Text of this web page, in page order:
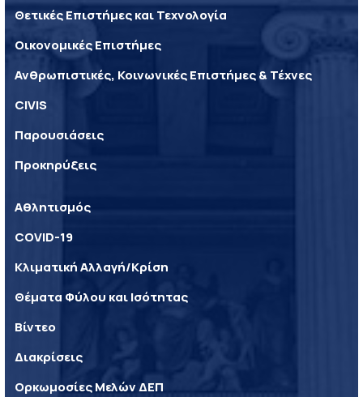
Θετικές Επιστήμες και Τεχνολογία
Οικονομικές Επιστήμες
Ανθρωπιστικές, Κοινωνικές Επιστήμες & Τέχνες
CIVIS
Παρουσιάσεις
Προκηρύξεις
Αθλητισμός
COVID-19
Κλιματική Αλλαγή/Κρίση
Θέματα Φύλου και Ισότητας
Βίντεο
Διακρίσεις
Ορκωμοσίες Μελών ΔΕΠ